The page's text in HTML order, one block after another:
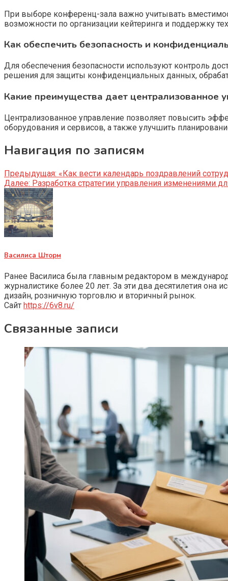
При выборе конференц-зала важно учитывать
возможности по организации кейтеринга и поддержку
Как обеспечить безопасность и
Для обеспечения безопасности используют контроль
решения для защиты конфиденциальных данных,
Какие преимущества дает централизованное
Централизованное управление позволяет повысить
оборудования и сервисов, а также улучшить
Навигация по записям
Предыдущая: «Как вести календарь поздравлений
Далее: Разработка стратегии управления изменениями
Василиса Шторм
Ранее Василиса была главным редактором в
журналистике более 20 лет. За эти два десятилетия
дизайн, розничную торговлю и вторичный рынок.
Сайт https://6v8.ru/
Связанные записи